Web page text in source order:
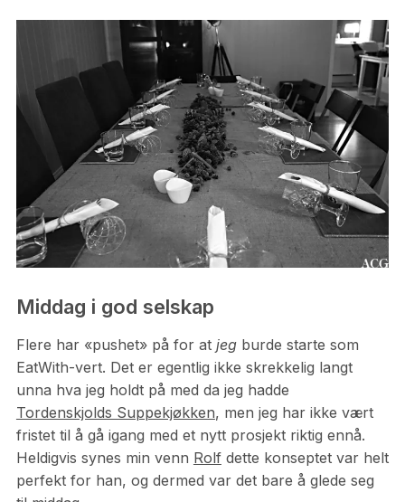
Middag i god selskap
Flere har «pushet» på for at jegburde starte som
EatWith-vert. Det er egentlig ikke skrekkelig langt
unna hva jeg holdt på med da jeg hadde
Tordenskjolds Suppekjøkken, men jeg har ikke vært
fristet til å gå igang med et nytt prosjekt riktig ennå.
Heldigvis synes min venn Rolfdette konseptet var helt
perfekt for han, og dermed var det bare å glede seg